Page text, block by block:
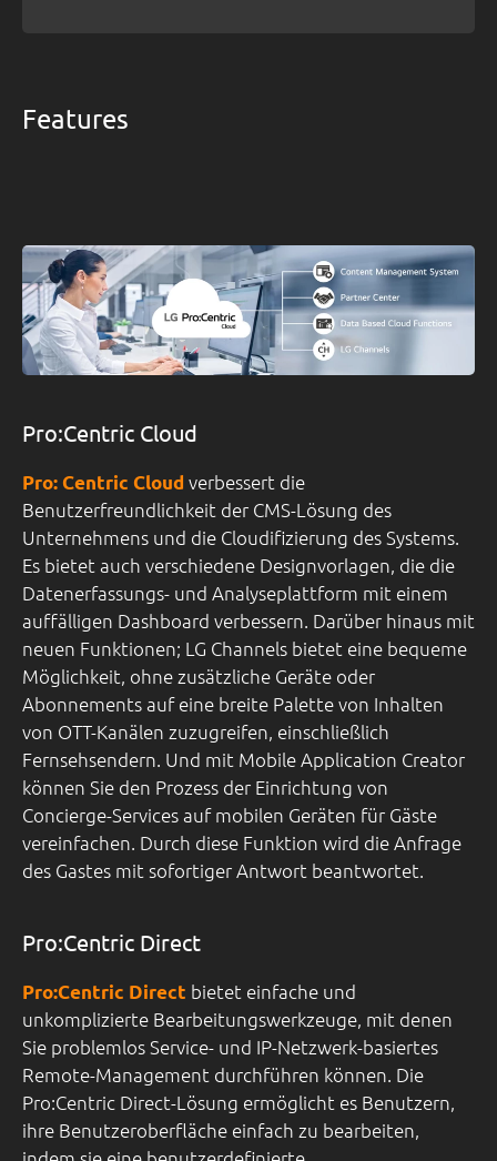
Features
Pro:Centric Cloud
Pro: Centric Cloud verbessert die
Benutzerfreundlichkeit der CMS-Lösung des
Unternehmens und die Cloudifizierung des Systems.
Es bietet auch verschiedene Designvorlagen, die die
Datenerfassungs- und Analyseplattform mit einem
auffälligen Dashboard verbessern. Darüber hinaus mit
neuen Funktionen; LG Channels bietet eine bequeme
Möglichkeit, ohne zusätzliche Geräte oder
Abonnements auf eine breite Palette von Inhalten
von OTT-Kanälen zuzugreifen, einschließlich
Fernsehsendern. Und mit Mobile Application Creator
können Sie den Prozess der Einrichtung von
Concierge-Services auf mobilen Geräten für Gäste
vereinfachen. Durch diese Funktion wird die Anfrage
des Gastes mit sofortiger Antwort beantwortet.
Pro:Centric Direct
Pro:Centric Direct bietet einfache und
unkomplizierte Bearbeitungswerkzeuge, mit denen
Sie problemlos Service- und IP-Netzwerk-basiertes
Remote-Management durchführen können. Die
Pro:Centric Direct-Lösung ermöglicht es Benutzern,
ihre Benutzeroberfläche einfach zu bearbeiten,